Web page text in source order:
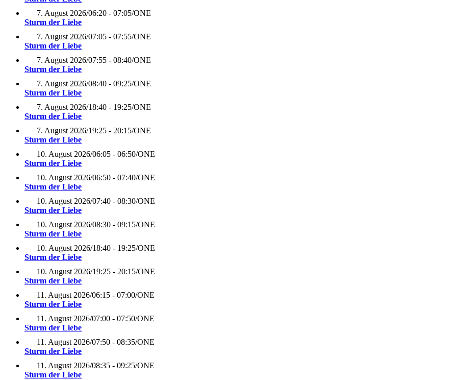
7. August 2026/06:20 - 07:05/ONE
Sturm der Liebe
7. August 2026/07:05 - 07:55/ONE
Sturm der Liebe
7. August 2026/07:55 - 08:40/ONE
Sturm der Liebe
7. August 2026/08:40 - 09:25/ONE
Sturm der Liebe
7. August 2026/18:40 - 19:25/ONE
Sturm der Liebe
7. August 2026/19:25 - 20:15/ONE
Sturm der Liebe
10. August 2026/06:05 - 06:50/ONE
Sturm der Liebe
10. August 2026/06:50 - 07:40/ONE
Sturm der Liebe
10. August 2026/07:40 - 08:30/ONE
Sturm der Liebe
10. August 2026/08:30 - 09:15/ONE
Sturm der Liebe
10. August 2026/18:40 - 19:25/ONE
Sturm der Liebe
10. August 2026/19:25 - 20:15/ONE
Sturm der Liebe
11. August 2026/06:15 - 07:00/ONE
Sturm der Liebe
11. August 2026/07:00 - 07:50/ONE
Sturm der Liebe
11. August 2026/07:50 - 08:35/ONE
Sturm der Liebe
11. August 2026/08:35 - 09:25/ONE
Sturm der Liebe